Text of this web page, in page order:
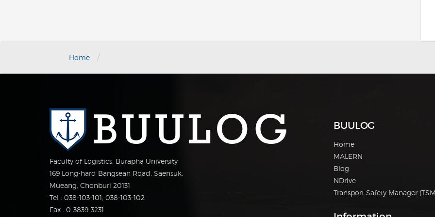
Home /
Faculty of Logistics, Burapha University
169 Long-hard Bangsean Road, Saensuk,
Mueang, Chonburi 20131
Tel : 038-103-101, 038-103-102
Fax : 0-3839-3231
BUULOG
Home
MALERN
Blog
NDrive
Transport Safety Manager